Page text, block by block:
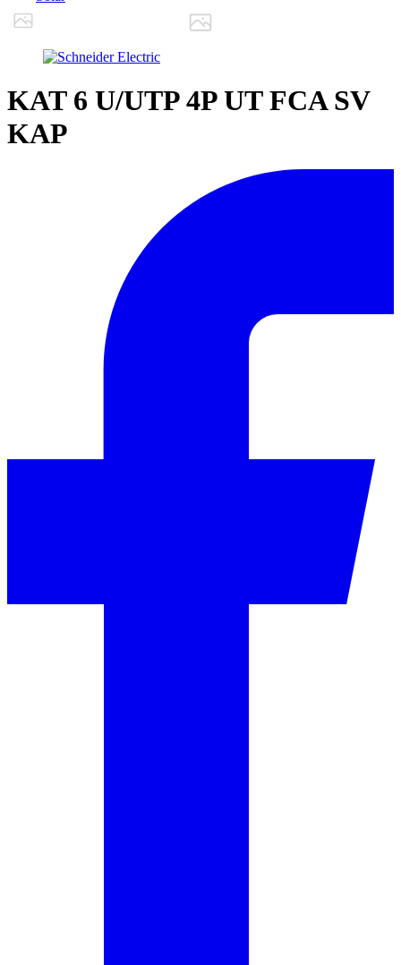
KAT 6 U/UTP 4P UT FCA SV
KAP